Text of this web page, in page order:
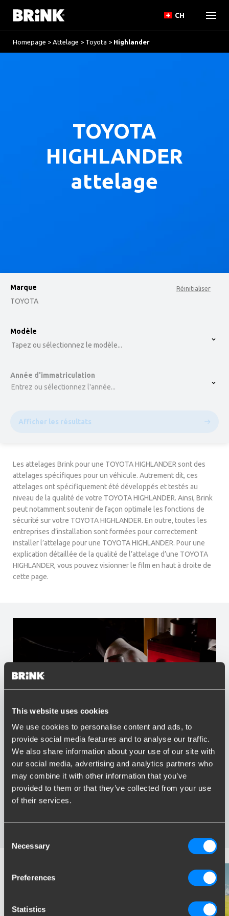
This website uses cookies
We use cookies to personalise content and ads, to
provide social media features and to analyse our traffic.
We also share information about your use of our site with
our social media, advertising and analytics partners who
may combine it with other information that you’ve
provided to them or that they’ve collected from your use
of their services.
Selection
Necessary
Preferences
Statistics
CH
Homepage > Attelage > Toyota > Highlander
TOYOTA
HIGHLANDER
attelage
Réinitialiser
Marque
TOYOTA
option , selected.
Modèle
Tapez ou sélectionnez le modèle...
Année d'immatriculation
Entrez ou sélectionnez l'année...
Afficher les résultats
Les attelages Brink pour une TOYOTA HIGHLANDER sont des
attelages spécifiques pour un véhicule. Autrement dit, ces
attelages ont spécifiquement été développés et testés au
niveau de la qualité de votre TOYOTA HIGHLANDER. Ainsi, Brink
peut notamment soutenir de façon optimale les fonctions de
sécurité sur votre TOYOTA HIGHLANDER. En outre, toutes les
entreprises d’installation sont formées pour correctement
installer l’attelage pour une TOYOTA HIGHLANDER. Pour une
explication détaillée de la qualité de l’attelage d’une TOYOTA
HIGHLANDER, vous pouvez visionner le film en haut à droite de
cette page.
Avantages de Brink
Le plus vaste assortiment en France
Attelage spécialement développé pour votre véhicule
Attelages certifies fiable
Testés dans des conditions extrêmes